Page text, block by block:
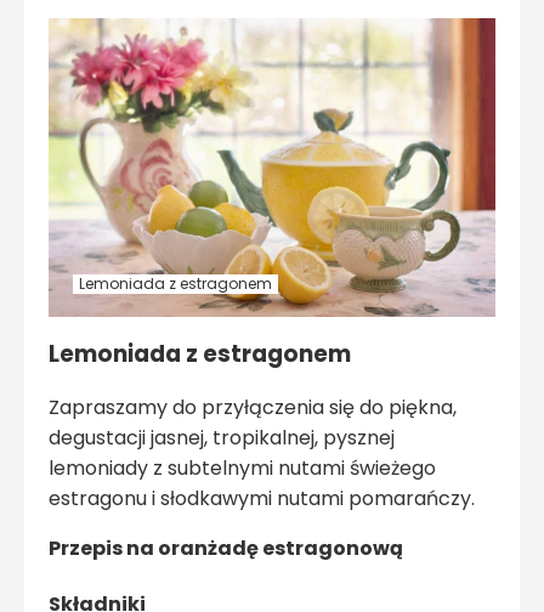
Lemoniada z estragonem
Lemoniada z estragonem
Zapraszamy do przyłączenia się do piękna,
degustacji jasnej, tropikalnej, pysznej
lemoniady z subtelnymi nutami świeżego
estragonu i słodkawymi nutami pomarańczy.
Przepis na oranżadę estragonową
Składniki